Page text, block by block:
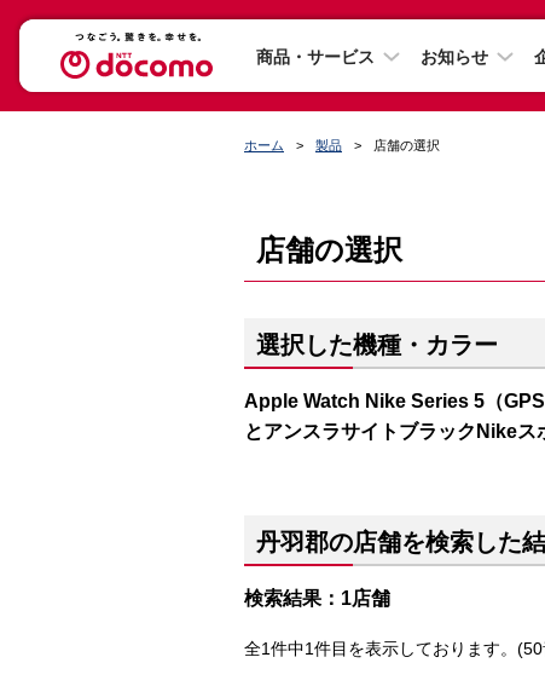
商品・サービス お知らせ
ホーム 製品 店舗の選択
店舗の選択
選択した機種・カラー
Apple Watch Nike Series 5（
とアンスラサイトブラックNikeス
丹羽郡の店舗を検索した
検索結果：1店舗
全1件中1件目を表示しております。